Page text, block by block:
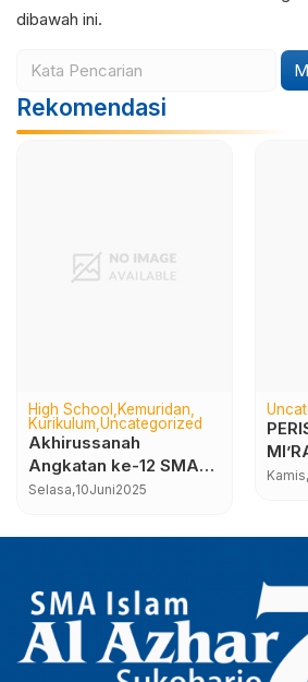
dibawah ini.
Rekomendasi
High School
Kemuridan
Kurikulum Uncategorized
Akhirussanah
Angkatan ke-12 SMA
Islam Al Azhar 7
Selasa,10Juni2025
Kamis,